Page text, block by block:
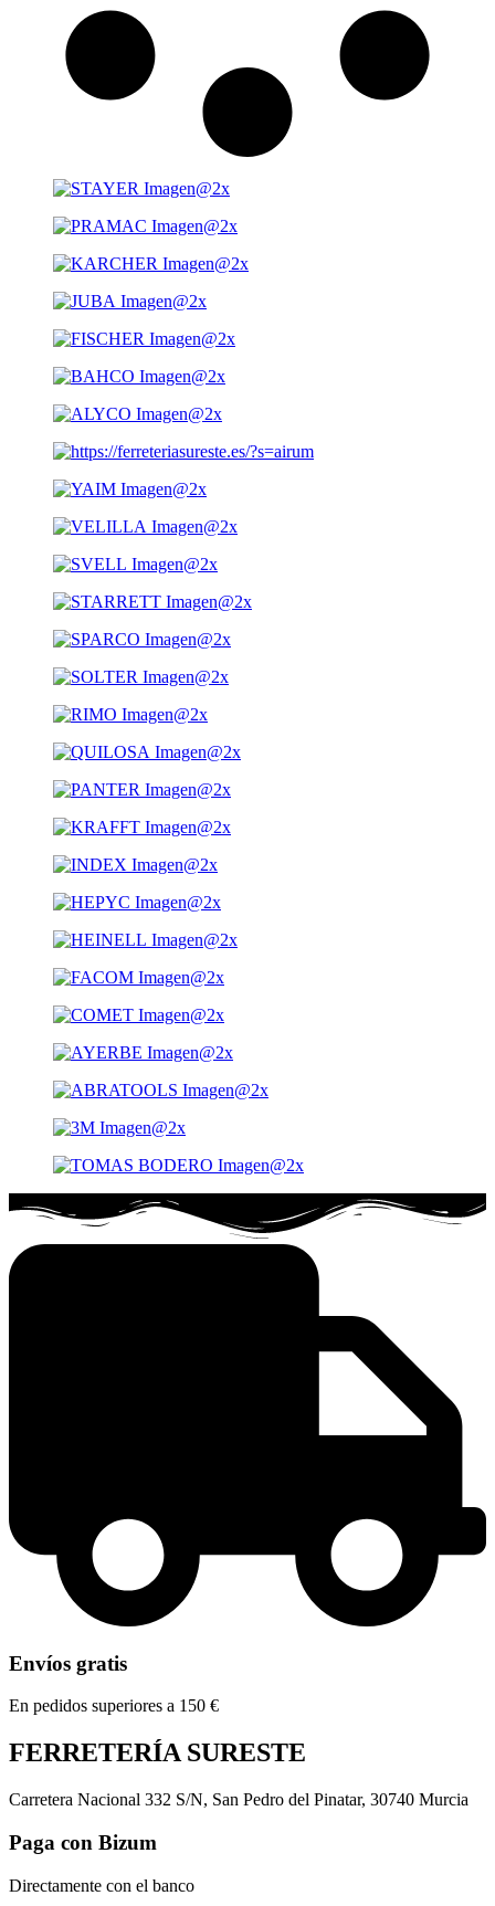
Envíos gratis
En pedidos superiores a 150 €
FERRETERÍA SURESTE
Carretera Nacional 332 S/N, San Pedro del Pinatar, 30740 Murcia
Paga con Bizum
Directamente con el banco